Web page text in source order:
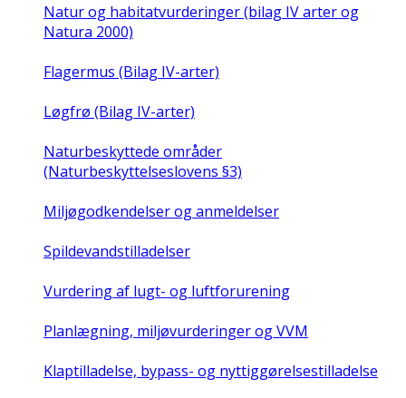
Natur og habitatvurderinger (bilag IV arter og
Natura 2000)
Flagermus (Bilag IV-arter)
Løgfrø (Bilag IV-arter)
Naturbeskyttede områder
(Naturbeskyttelseslovens §3)
Miljøgodkendelser og anmeldelser
Spildevandstilladelser
Vurdering af lugt- og luftforurening
Planlægning, miljøvurderinger og VVM
Klaptilladelse, bypass- og nyttiggørelsestilladelse